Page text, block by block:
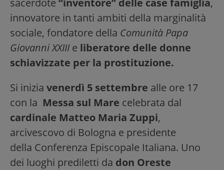
sacerdote “inventore” delle case famiglia,
innovatore in tanti ambiti della marginalità
sociale, fondatore della Comunità Papa
Giovanni XXIIIe liberatore delle donne
schiavizzate per la prostituzione.
Si inizia venerdì 5 settembre alle ore 17
con la Messa sul Mare celebrata dal
cardinale Matteo Maria Zuppi,
arcivescovo di Bologna e presidente
della Conferenza Episcopale Italiana. Uno
dei luoghi prediletti da don Oreste